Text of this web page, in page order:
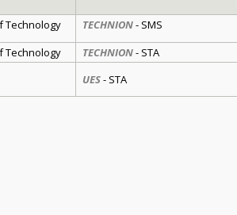
Technology TECHNION- SMS
Technology TECHNION- STA
UES- STA